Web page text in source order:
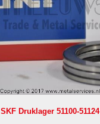
SKF Druklager 51100-51124